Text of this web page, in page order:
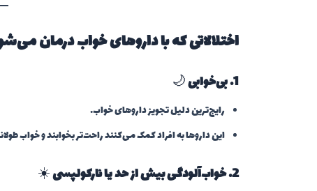
اختلالاتی که با داروهای خواب درمان
1. بی‌خوابی 🌙
رایج‌ترین دلیل تجویز داروهای خواب.
این داروها به افراد کمک می‌کنند راحت‌تر بخوابند و خواب
2. خواب‌آلودگی بیش از حد یا نارکولپسی ☀️